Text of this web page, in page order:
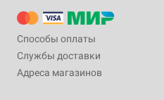
Способы оплаты
Службы доставки
Адреса магазинов